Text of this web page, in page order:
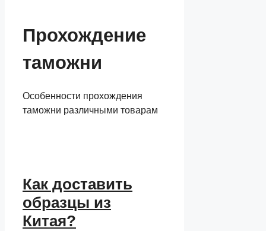
Прохождение
таможни
Особенности прохождения
таможни различными товарам
Как доставить
образцы из
Китая?